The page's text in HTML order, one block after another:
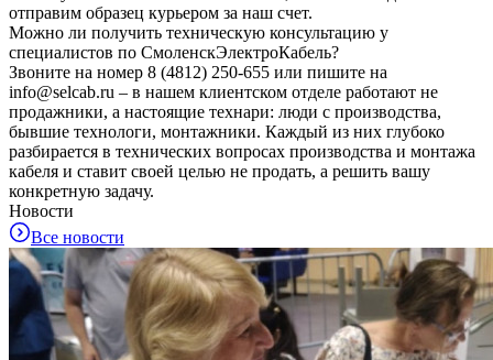
отправим образец курьером за наш счет.
Можно ли получить техническую консультацию у
специалистов по СмоленскЭлектроКабель?
Звоните на номер 8 (4812) 250-655 или пишите на
info@selcab.ru – в нашем клиентском отделе работают не
продажники, а настоящие технари: люди с производства,
бывшие технологи, монтажники. Каждый из них глубоко
разбирается в технических вопросах производства и монтажа
кабеля и ставит своей целью не продать, а решить вашу
конкретную задачу.
Новости
Все новости